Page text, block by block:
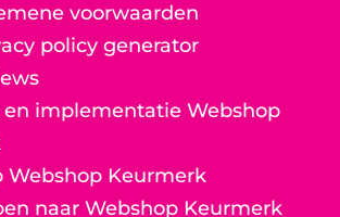
voorwaarden
policy generator
implementatie Webshop
Webshop Keurmerk
naar Webshop Keurmerk